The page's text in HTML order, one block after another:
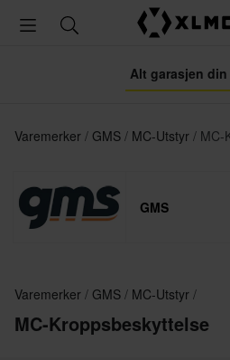
Alt garasjen
Varemerker GMS MC-Utstyr MC-
GMS
Varemerker GMS MC-Utstyr
MC-Kroppsbeskyttelse